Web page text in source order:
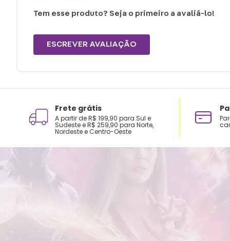
Tem esse produto? Seja o primeiro a avaliá-lo!
ESCREVER AVALIAÇÃO
Frete grátis
A partir de R$ 199,90 para Sul e
Sudeste e R$ 259,90 para Norte,
Nordeste e Centro-Oeste